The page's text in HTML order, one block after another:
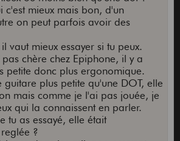
c'est mieux mais bon, d'un
on peut parfois avoir des
vaut mieux essayer si tu peux.
pas chère chez Epiphone, il y a
petite donc plus ergonomique.
guitare plus petite qu'une DOT, elle
mais comme je l'ai pas jouée, je
qui la connaissent en parler.
tu as essayé, elle était
?